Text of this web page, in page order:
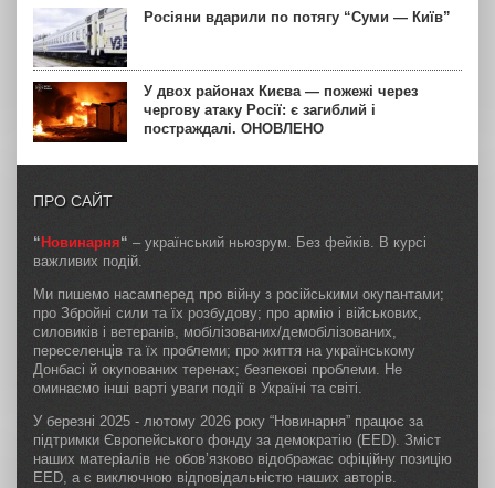
Росіяни вдарили по потягу “Суми — Київ”
У двох районах Києва — пожежі через
чергову атаку Росії: є загиблий і
постраждалі. ОНОВЛЕНО
ПРО САЙТ
“ Новинарня“ – український ньюзрум. Без фейків. В курсі
важливих подій.
Ми пишемо насамперед про війну з російськими окупантами;
про Збройні сили та їх розбудову; про армію і військових,
силовиків і ветеранів, мобілізованих/демобілізованих,
переселенців та їх проблеми; про життя на українському
Донбасі й окупованих теренах; безпекові проблеми. Не
оминаємо інші варті уваги події в Україні та світі.
У березні 2025 - лютому 2026 року “Новинарня” працює за
підтримки Європейського фонду за демократію (EED). Зміст
наших матеріалів не обов’язково відображає офіційну позицію
EED, а є виключною відповідальністю наших авторів.